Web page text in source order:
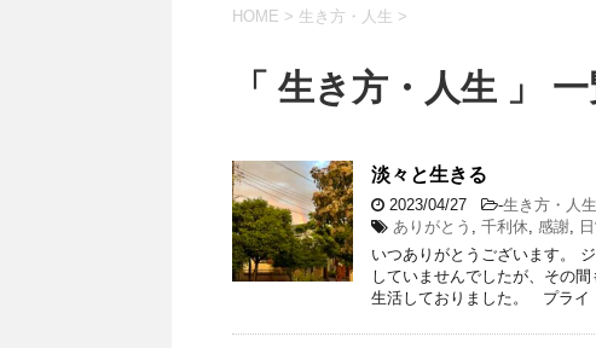
HOME > 生き方・人生 >
「 生き方・人生 」
淡々と生きる
2023/04/27 -生き方・人生
ありがとう , 千利休, 感謝,
いつありがとうございます。
していませんでしたが、その
生活しておりました。 プラ